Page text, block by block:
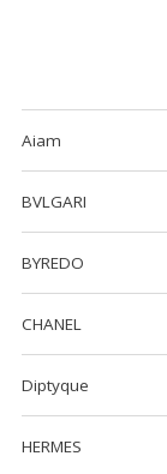
Aiam
BVLGARI
BYREDO
CHANEL
Diptyque
HERMES